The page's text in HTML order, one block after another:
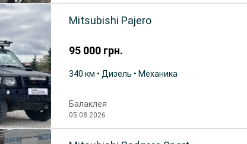
95 000 грн.
Mitsubishi Pajero
340 км • Дизель • Механика
Балаклея
05.08.2026